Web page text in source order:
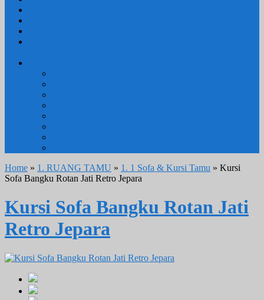
Home » 1. RUANG TAMU » 1. 1 Sofa & Kursi Tamu » Kursi
Sofa Bangku Rotan Jati Retro Jepara
Kursi Sofa Bangku Rotan Jati
Retro Jepara